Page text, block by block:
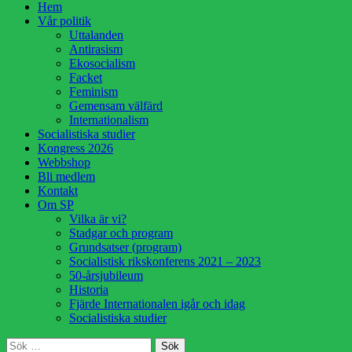
HoppaHem
Vår politik
Uttalanden
Antirasism
Ekosocialism
Facket
Feminism
Gemensam välfärd
Internationalism
Socialistiska studier
Kongress 2026
Webbshop
Bli medlem
Kontakt
Om SP
Vilka är vi?
Stadgar och program
Grundsatser (program)
Socialistisk rikskonferens 2021 – 2023
50-årsjubileum
Historia
Fjärde Internationalen igår och idag
Socialistiska studier
Sök
Sök